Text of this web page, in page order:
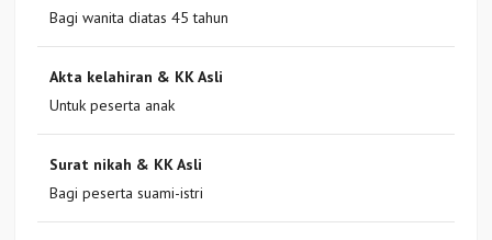
Bagi wanita diatas 45 tahun
Akta kelahiran & KK Asli
Untuk peserta anak
Surat nikah & KK Asli
Bagi peserta suami-istri